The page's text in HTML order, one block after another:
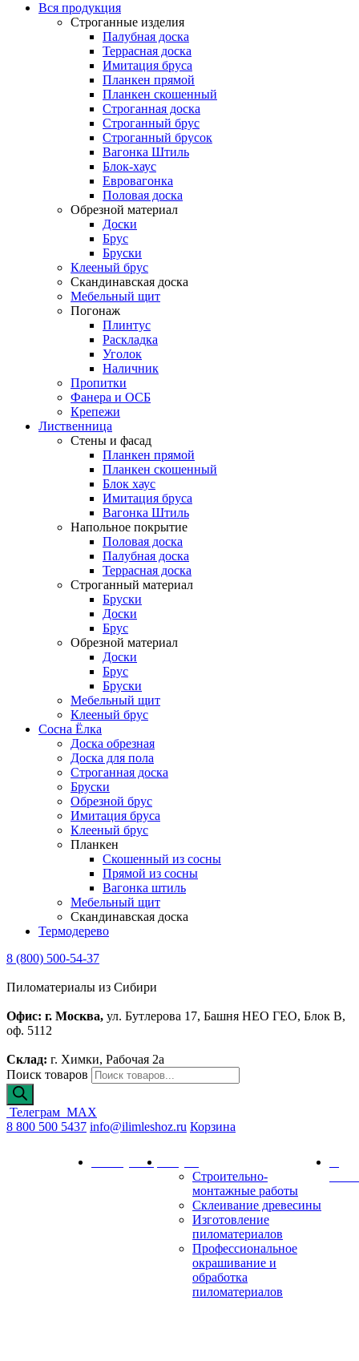
Вся продукция
Строганные изделия
Палубная доска
Террасная доска
Имитация бруса
Планкен прямой
Планкен скошенный
Строганная доска
Строганный брус
Строганный брусок
Вагонка Штиль
Блок-хаус
Евровагонка
Половая доска
Обрезной материал
Доски
Брус
Бруски
Клееный брус
Скандинавская доска
Мебельный щит
Погонаж
Плинтус
Раскладка
Уголок
Наличник
Пропитки
Фанера и ОСБ
Крепежи
Лиственница
Стены и фасад
Планкен прямой
Планкен скошенный
Блок хаус
Имитация бруса
Вагонка Штиль
Напольное покрытие
Половая доска
Палубная доска
Террасная доска
Строганный материал
Бруски
Доски
Брус
Обрезной материал
Доски
Брус
Бруски
Мебельный щит
Клееный брус
Сосна Ёлка
Доска обрезная
Доска для пола
Строганная доска
Бруски
Обрезной брус
Имитация бруса
Клееный брус
Планкен
Скошенный из сосны
Прямой из сосны
Вагонка штиль
Мебельный щит
Скандинавская доска
Термодерево
8 (800) 500-54-37
Пиломатериалы из Сибири
Офис: г. Москва, ул. Бутлерова 17, Башня НЕО ГЕО, Блок В,
оф. 5112
Склад: г. Химки, Рабочая 2а
Поиск товаров
Телеграм MAX
8 800 500 5437 info@ilimleshoz.ru Корзина
Калькулятор
Строительно-
монтажные работы
Склеивание древесины
Изготовление
пиломатериалов
Профессиональное
окрашивание и
обработка
пиломатериалов